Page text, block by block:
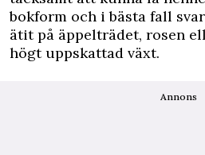
bokform och i bästa fall
ätit på äppelträdet, rosen
högt uppskattad växt.
Annons